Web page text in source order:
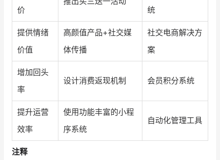
价
统
提供情绪
价值
高颜值产品+社交媒
体传播
社交电商解决方
案
增加回头
率
设计消费返现机制 会员积分系统
提升运营
效率
使用功能丰富的小程
序系统
自动化管理工具
注释